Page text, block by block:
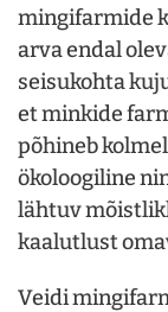
mingifarmide
arva endal
seisukohta
et minkide
põhineb
ökoloogiline
lähtuv
kaalutlust
Veidi